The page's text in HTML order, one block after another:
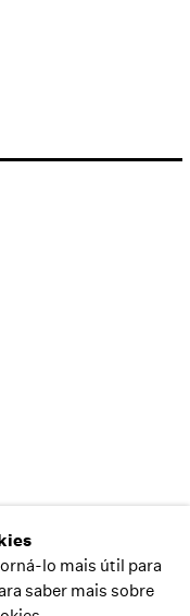
lo mais útil para
saber mais sobre